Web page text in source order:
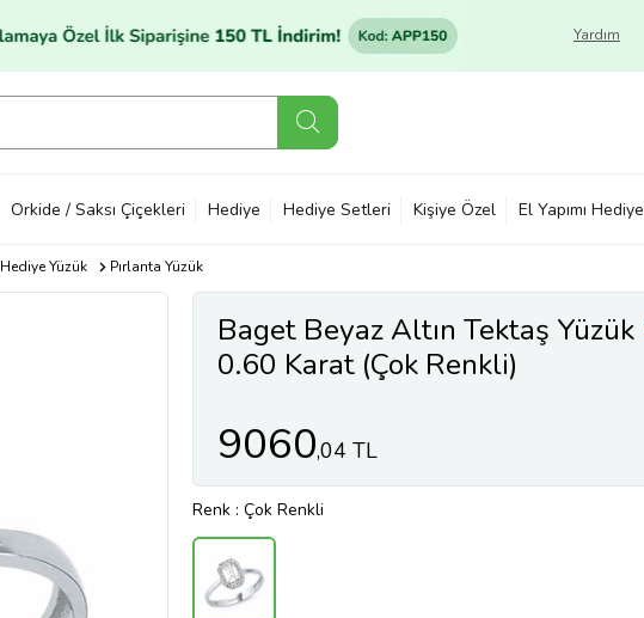
Yardım
Orkide / Saksı Çiçekleri Hediye Hediye Setleri Kişiye Özel El Yapımı Hediye
Hediye Yüzük Pırlanta Yüzük
Baget Beyaz Altın Tektaş Yüzük
0.60 Karat (Çok Renkli)
9060,04 TL
Renk : Çok Renkli